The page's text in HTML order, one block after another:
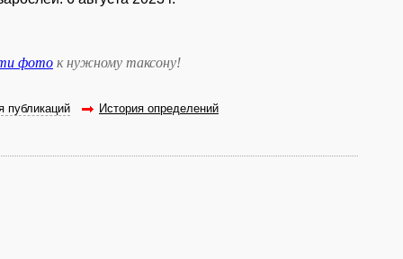
фото к нужному таксону!
публикаций История определений